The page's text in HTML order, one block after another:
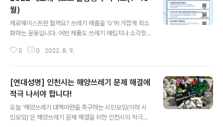
월)
제로웨이스트란 뭘까요? 쓰레기 배출을 ‘0’에 가깝게 최소
화하는 운동입니다. 어떤 제품도 쓰레기 매립지나 소각장,
다음과 같이 기독교환경교육센터_살림이 서울시와 함께
지(물품 및 활동비 지원) - “제로웨이스트, 걷고 줍고 기도
하라” https://eco-christ.tistory.com/1227 [제로웨
이스트 걷기&줍기 챌린지] 참여자를 모집합니다. #기독교
환경교육센터_살림 #제로웨이스트 #제로웨이스트걷기&
줍기 #서울시 “제로웨이스트, 걷고 줍고 기도하라” 기독교
0 0 2022. 8. 9.
[연대성명] 인천시는 해양쓰레기 문제 해결에
적극 나서야 합니다!
오늘 ‘해양쓰레기 대책마련을 촉구하는 시민모임(이하 시
민모임)’은 해양쓰레기 문제 해결을 위한 인천시의 적극적